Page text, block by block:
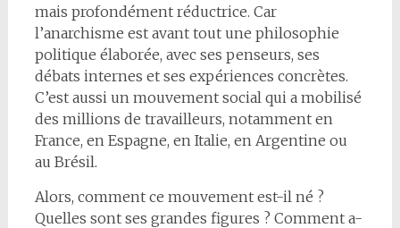
mais profondément réductrice. Car
l’anarchisme est avant tout une philosophie
politique élaborée, avec ses penseurs, ses
débats internes et ses expériences concrètes.
C’est aussi un mouvement social qui a mobilisé
des millions de travailleurs, notamment en
France, en Espagne, en Italie, en Argentine ou
au Brésil.
Alors, comment ce mouvement est-il né ?
Quelles sont ses grandes figures ? Comment a-